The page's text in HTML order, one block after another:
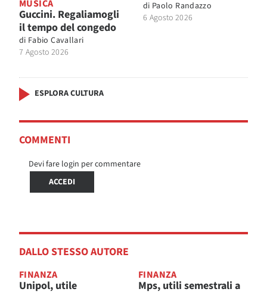
MUSICA
Guccini. Regaliamogli
il tempo del congedo
di Fabio Cavallari
7 Agosto 2026
di Paolo Randazzo
6 Agosto 2026
ESPLORA CULTURA
COMMENTI
Devi fare login per commentare
ACCEDI
DALLO STESSO AUTORE
FINANZA
Unipol, utile
FINANZA
Mps, utili semestrali a